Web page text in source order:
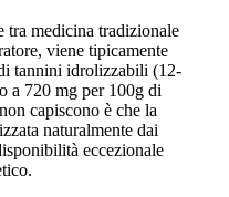
tra medicina tradizionale
viene tipicamente
tannini idrolizzabili (12-
a 720 mg per 100g di
capiscono è che la
naturalmente dai
eccezionale